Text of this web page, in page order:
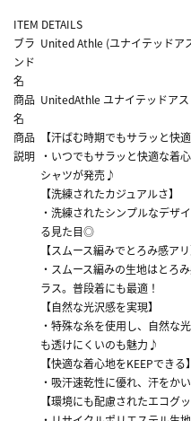
ITEM DETAILS
ブラ
ンド
名
United Athle (ユナイテッドア
商品
名
UnitedAthle ユナイテッドア
商品
説明
【汗ばむ時期でもサラッと快適
・いつでもサラッと快適な
シャツが発売♪
【洗練されたカジュアルさ】
・洗練されたシンプルなデザ
る見た目◎
【スムース編みでとろみ感アリ
・スムース編みの生地はとろ
ラス。普段着にも最適！
【自然な光沢感を実現】
・特殊な糸を使用し、自然な
も透けにくいのも魅力♪
【快適な着心地をKEEPできる】
・吸汗速乾性に優れ、汗をか
【環境にも配慮されたエコグッ